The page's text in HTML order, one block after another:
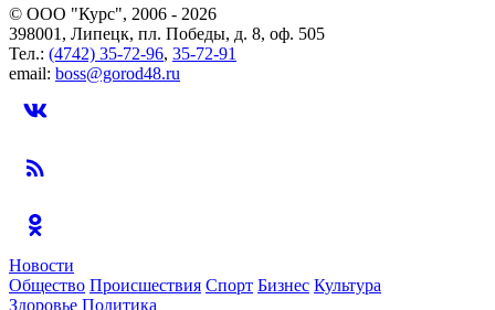
© ООО "Курс", 2006 - 2026
398001, Липецк, пл. Победы, д. 8, оф. 505
Тел.: (4742) 35-72-96, 35-72-91
email: boss@gorod48.ru
Новости
Общество Происшествия Спорт Бизнес Культура
Здоровье Политика